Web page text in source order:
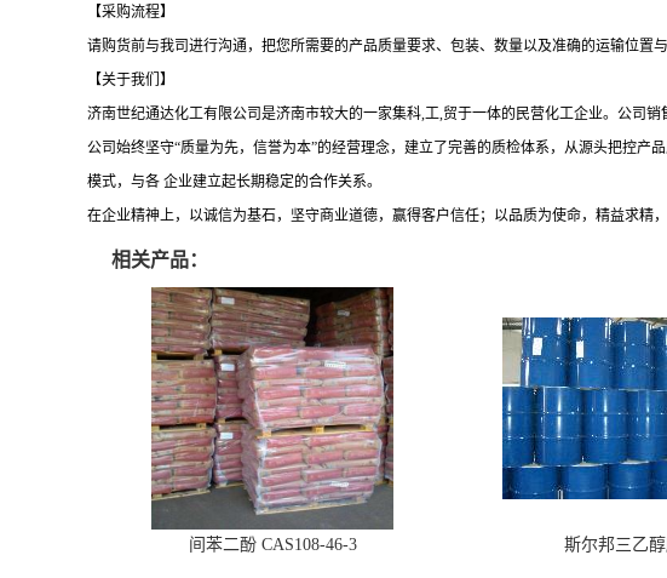
【采购流程】
请购货前与我司进行沟通，把您所需要的产品质量要求、包装、数量以及准确的运输位置
【关于我们】
济南世纪通达化工有限公司是济南市较大的一家集科,工,贸于一体的民营化工企业。公司
公司始终坚守“质量为先，信誉为本”的经营理念，建立了完善的质检体系，从源头把控
模式，与各 企业建立起长期稳定的合作关系。
在企业精神上，以诚信为基石，坚守商业道德，赢得客户信任；以品质为使命，精益求精
相关产品：
间苯二酚 CAS108-46-3 斯尔邦三乙